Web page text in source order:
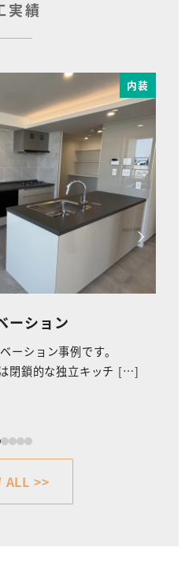
実績
内装
ーション
ョンのリノベーション事例
の見どころは収納がほ
ALL >>